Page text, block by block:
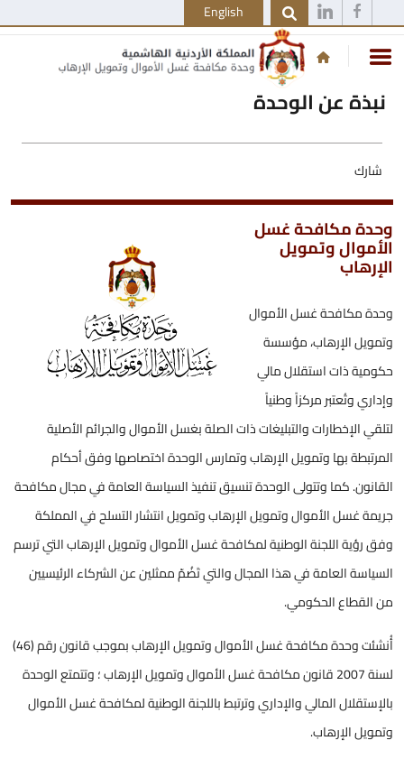
English
نبذة عن الوحدة
شارك
وحدة مكافحة غسل
الأموال وتمويل
الإرهاب
وحدة مكافحة غسل الأموال
وتمويل الإرهاب، مؤسسة
حكومية ذات استقلال مالي
وإداري وتُعتبر مركزاً وطنياً
لتلقي الإخطارات والتبليغات ذات الصلة بغسل الأموال والجرائم الأصلية
المرتبطة بها وتمويل الإرهاب وتمارس الوحدة اختصاصها وفق أحكام
القانون. كما وتتولى الوحدة تنسيق تنفيذ السياسة العامة في مجال مكافحة
جريمة غسل الأموال وتمويل الإرهاب وتمويل انتشار التسلح في المملكة
وفق رؤية اللجنة الوطنية لمكافحة غسل الأموال وتمويل الإرهاب التي ترسم
السياسة العامة في هذا المجال والتي تَضُمّ ممثلين عن الشركاء الرئيسيين
من القطاع الحكومي.
أُنشئت وحدة مكافحة غسل الأموال وتمويل الإرهاب بموجب قانون رقم (46)
لسنة 2007 قانون مكافحة غسل الأموال وتمويل الإرهاب ؛ وتتمتع الوحدة
بالإستقلال المالي والإداري وترتبط باللجنة الوطنية لمكافحة غسل الأموال
وتمويل الإرهاب.